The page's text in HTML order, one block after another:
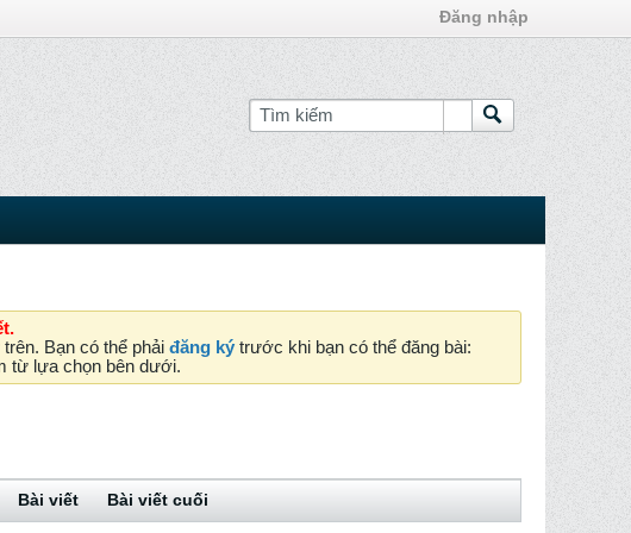
Đăng nhập
Bạn có thể phải đăng ký trước khi bạn có thể đăng bài:
từ lựa chọn bên dưới.
Bài viết Bài viết cuối